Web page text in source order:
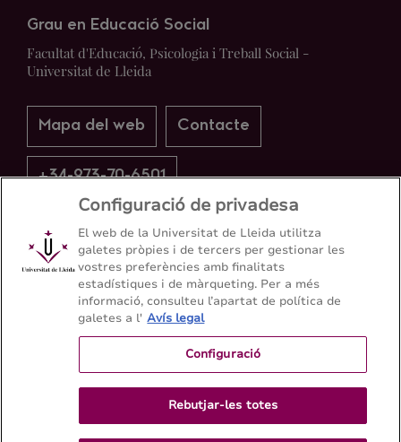
Grau en Educació Social
Facultat d'Educació, Psicologia i Treball Social -
Universitat de Lleida
Mapa del web Contacte
+34-973-70-6501
Configuració de privadesa
El web de la Universitat de Lleida utilitza
galetes pròpies i de tercers per gestionar les
vostres preferències amb finalitats
estadístiques i de màrqueting. Per a més
informació, consulteu l’apartat de política de
galetes a l' Avís legal
Configuració
Rebutjar-les totes